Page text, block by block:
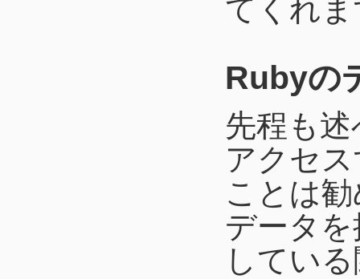
てくれ
Rubyの
先程も
アクセ
ことは
データ
してい